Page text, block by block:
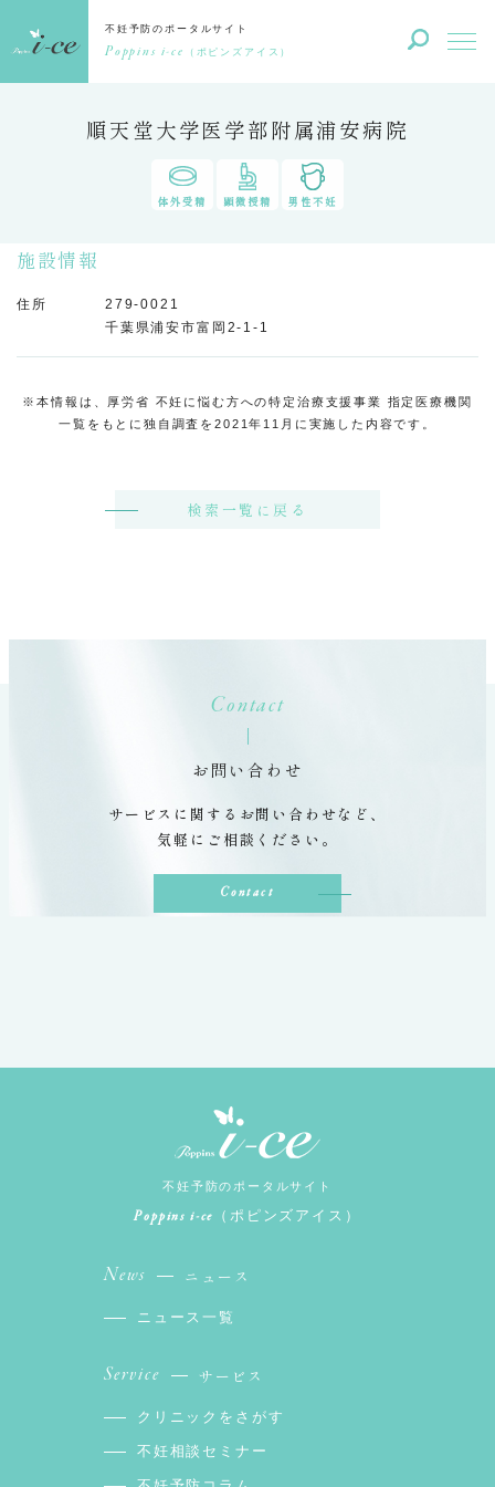
不妊予防のポータルサイト
Poppins i-ce （ポピンズアイス）
順天堂大学医学部附属浦安病院
体外受精 顕微授精 男性不妊
施設情報
住所
279-0021
千葉県浦安市富岡2-1-1
※本情報は、厚労省 不妊に悩む方への特定治療支援事業 指定医療機関
一覧をもとに独自調査を2021年11月に実施した内容です。
検索一覧に戻る
Contact
お問い合わせ
サービスに関するお問い合わせなど、
気軽にご相談ください。
Contact
不妊予防のポータルサイト
Poppins i-ce （ポピンズアイス）
News ニュース
ニュース一覧
Service サービス
クリニックをさがす
不妊相談セミナー